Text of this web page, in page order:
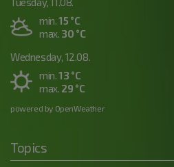
min.15 °C
max. 30 °C
Wednesday, 12.08.
min.13 °C
max. 29 °C
powered by OpenWeather
Topics